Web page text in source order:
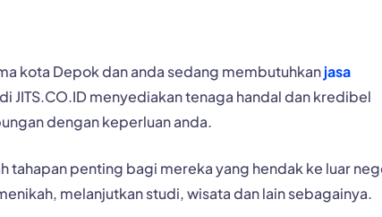
kota Depok dan anda sedang membutuhkanjasa
JITS.CO.ID menyediakan tenaga handal dan kredibel
dengan keperluan anda.
penting bagi mereka yang hendak ke luar
melanjutkan studi, wisata dan lain sebagainya.